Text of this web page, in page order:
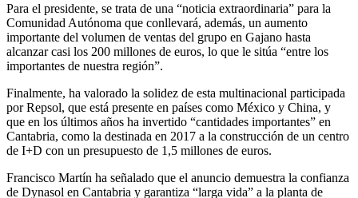
Para el presidente, se trata de una “noticia extraordinaria” para la
Comunidad Autónoma que conllevará, además, un aumento
importante del volumen de ventas del grupo en Gajano hasta
alcanzar casi los 200 millones de euros, lo que le sitúa “entre los
importantes de nuestra región”.
Finalmente, ha valorado la solidez de esta multinacional participada
por Repsol, que está presente en países como México y China, y
que en los últimos años ha invertido “cantidades importantes” en
Cantabria, como la destinada en 2017 a la construcción de un centro
de I+D con un presupuesto de 1,5 millones de euros.
Francisco Martín ha señalado que el anuncio demuestra la confianza
de Dynasol en Cantabria y garantiza “larga vida” a la planta de